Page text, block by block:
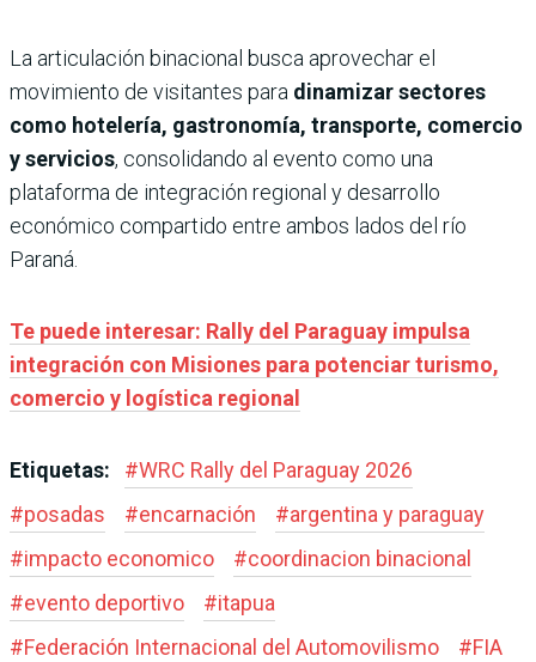
La articulación binacional busca aprovechar el
movimiento de visitantes para dinamizar sectores
como hotelería, gastronomía, transporte, comercio
y servicios, consolidando al evento como una
plataforma de integración regional y desarrollo
económico compartido entre ambos lados del río
Paraná.
Te puede interesar: Rally del Paraguay impulsa
integración con Misiones para potenciar turismo,
comercio y logística regional
Etiquetas: #WRC Rally del Paraguay 2026
#posadas #encarnación #argentina y paraguay
#impacto economico #coordinacion binacional
#evento deportivo #itapua
#Federación Internacional del Automovilismo #FIA